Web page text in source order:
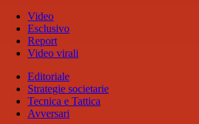
Video
Esclusivo
Report
Video virali
Editoriale
Strategie societarie
Tecnica e Tattica
Avversari